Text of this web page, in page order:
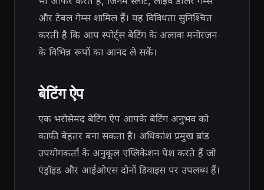
और टेबल गेम्स शामिल हैं। यह विविधता सुनिश्चित
करती है कि आप स्पोर्ट्स बेटिंग के अलावा मनोरंजन
के विभिन्न रूपों का आनंद ले सकें।
बेटिंग ऐप
एक भरोसेमंद बेटिंग ऐप आपके बेटिंग अनुभव को
काफी बेहतर बना सकता है। अधिकांश प्रमुख ब्रांड
उपयोगकर्ता के अनुकूल एप्लिकेशन पेश करते हैं जो
एंड्रॉइड और आईओएस दोनों डिवाइस पर उपलब्ध हैं।